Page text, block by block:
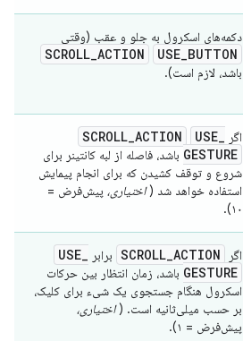
دکمه‌های اسکرول به جلو و عقب (وقتی
SCROLL_ACTION USE_BUTTON
باشد، لازم است).
اگر SCROLL_ACTION USE_
GESTURE باشد، فاصله از لبه کانتینر برای
شروع و توقف کشیدن که برای انجام پیمایش
استفاده خواهد شد (اختیاری، پیش‌فرض =
۱۰).
اگر SCROLL_ACTION برابر USE_
GESTURE باشد، زمان انتظار بین حرکات
اسکرول هنگام جستجوی یک شیء برای کلیک،
بر حسب میلی‌ثانیه است. (اختیاری،
پیش‌فرض = ۱).